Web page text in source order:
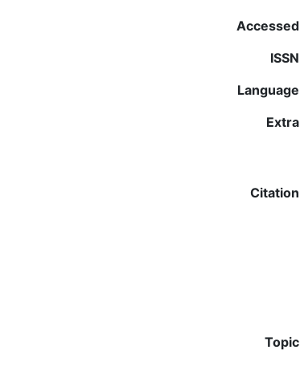
Accessed
ISSN
Language
Extra
Citation
Topic